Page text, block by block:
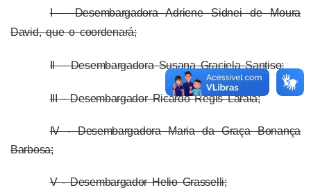
I – Desembargadora Adriene Sidnei de Moura
David, que o coordenará;
II – Desembargadora Susana Graciela Santiso;
III - Desembargador Ricardo Regis Laraia;
IV - Desembargadora Maria da Graça Bonança
Barbosa;
V - Desembargador Helio Grasselli;